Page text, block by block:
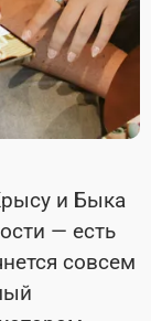
и Быка
— есть
совсем